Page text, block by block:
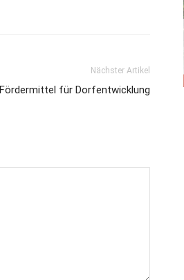
Nächster Artikel
Fördermittel für Dorfentwicklung